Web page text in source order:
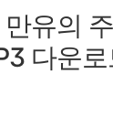
유의
다운로